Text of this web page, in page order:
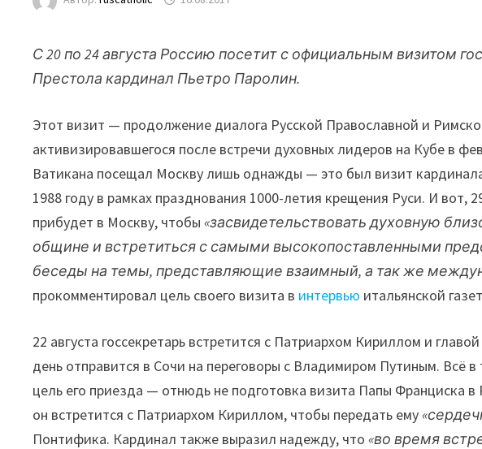
С 20 по 24 августа Россию посетит с официальным визитом
Престола кардинал Пьетро Паролин.
Этот визит — продолжение диалога Русской Православной и
активизировавшегося после встречи духовных лидеров на Кубе в
Ватикана посещал Москву лишь однажды — это был визит
1988 году в рамках празднования 1000-летия крещения Руси. И вот,
прибудет в Москву, чтобы«засвидетельствовать духовную
общине и встретиться с самыми высокопоставленными
беседы на темы, представляющие взаимный, а так же
прокомментировал цель своего визита в интервью итальянской
22 августа госсекретарь встретится с Патриархом Кириллом и
день отправится в Сочи на переговоры с Владимиром Путиным. Всё
цель его приезда — отнюдь не подготовка визита Папы Франциска
он встретится с Патриархом Кириллом, чтобы передать ему
Понтифика. Кардинал также выразил надежду, что«во время